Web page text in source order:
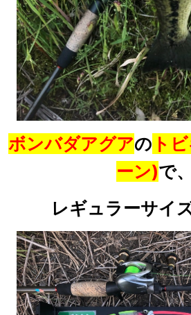
ボンバダアグアの ト
ーン)で、
レギュラーサイ